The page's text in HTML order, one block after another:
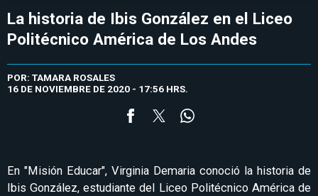
La historia de Ibis González en el Liceo
Politécnico América de Los Andes
POR: TAMARA ROSALES
16 DE NOVIEMBRE DE 2020 - 17:56 HRS.
En "Misión Educar", Virginia Demaria conoció la historia de
Ibis González, estudiante del Liceo Politécnico América de